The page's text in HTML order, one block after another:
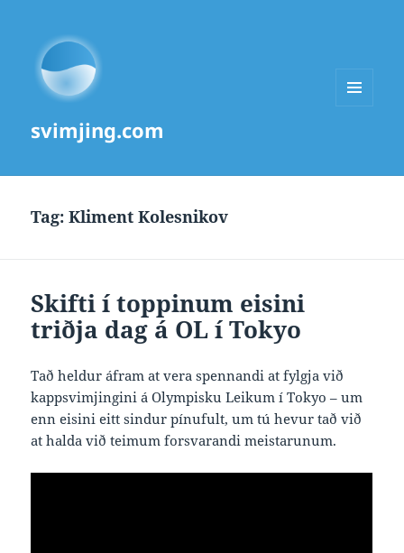
svimjing.com
Tag:Kliment Kolesnikov
Skifti í toppinum eisini
triðja dag á OL í Tokyo
Tað heldur áfram at vera spennandi at fylgja við
kappsvimjingini á Olympisku Leikum í Tokyo – um
enn eisini eitt sindur pínufult, um tú hevur tað við
at halda við teimum forsvarandi meistarunum.